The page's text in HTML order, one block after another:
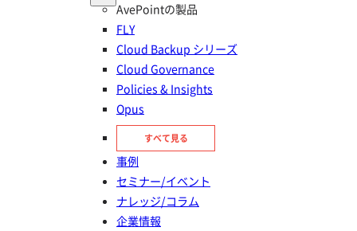
AvePointの製品
FLY
Cloud Backup シリーズ
Cloud Governance
Policies & Insights
Opus
すべて見る
事例
セミナー/イベント
ナレッジ/コラム
企業情報
えるデータ保護の考え方
Microsoft 365
バックアップ
データ保護
ランサムウェア対策
Microsoft365を導入・活用したい
2026年8月25日 12:10〜12:50
大容量ファイル、送れないはずなのになぜ仕事は回っ
ている？情シスが知らない社外共有を40分で棚卸し！